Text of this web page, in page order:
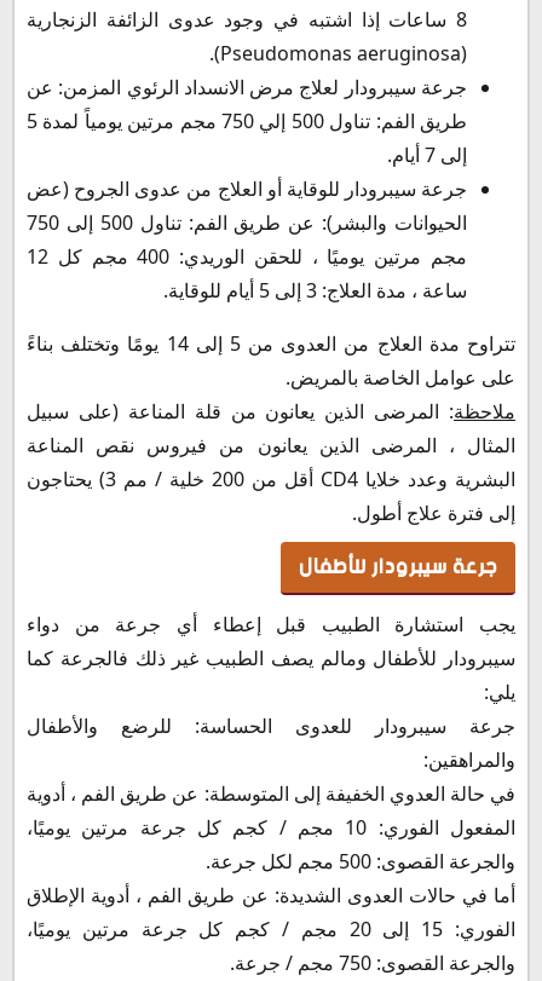
8 ساعات إذا اشتبه في وجود عدوى الزائفة الزنجارية
(Pseudomonas aeruginosa).
جرعة سيبرودار لعلاج مرض الانسداد الرئوي المزمن: عن
طريق الفم: تناول 500 إلي 750 مجم مرتين يومياً لمدة 5
إلى 7 أيام.
جرعة سيبرودار للوقاية أو العلاج من عدوى الجروح (عض
الحيوانات والبشر): عن طريق الفم: تناول 500 إلى 750
مجم مرتين يوميًا ، للحقن الوريدي: 400 مجم كل 12
ساعة ، مدة العلاج: 3 إلى 5 أيام للوقاية.
تتراوح مدة العلاج من العدوى من 5 إلى 14 يومًا وتختلف بناءً
على عوامل الخاصة بالمريض.
ملاحظة: المرضى الذين يعانون من قلة المناعة (على سبيل
المثال ، المرضى الذين يعانون من فيروس نقص المناعة
البشرية وعدد خلايا CD4 أقل من 200 خلية / مم 3) يحتاجون
إلى فترة علاج أطول.
جرعة سيبرودار للأطفال
يجب استشارة الطبيب قبل إعطاء أي جرعة من دواء
سيبرودار للأطفال ومالم يصف الطبيب غير ذلك فالجرعة كما
يلي:
جرعة سيبرودار للعدوى الحساسة: للرضع والأطفال
والمراهقين:
في حالة العدوي الخفيفة إلى المتوسطة: عن طريق الفم ، أدوية
المفعول الفوري: 10 مجم / كجم كل جرعة مرتين يوميًا،
والجرعة القصوى: 500 مجم لكل جرعة.
أما في حالات العدوى الشديدة: عن طريق الفم ، أدوية الإطلاق
الفوري: 15 إلى 20 مجم / كجم كل جرعة مرتين يوميًا،
والجرعة القصوى: 750 مجم / جرعة.